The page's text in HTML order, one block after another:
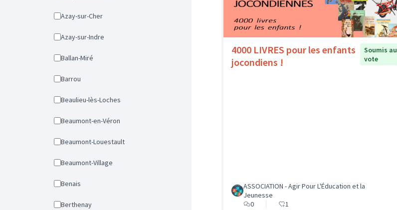
Azay-sur-Cher
Azay-sur-Indre
Ballan-Miré
Barrou
Beaulieu-lès-Loches
Beaumont-en-Véron
Beaumont-Louestault
Beaumont-Village
Benais
Berthenay
4000 LIVRES pour les enfants
jocondiens !
Soumis au
vote
ASSOCIATION - Agir Pour L'Éducation et la
Jeunesse
0
1